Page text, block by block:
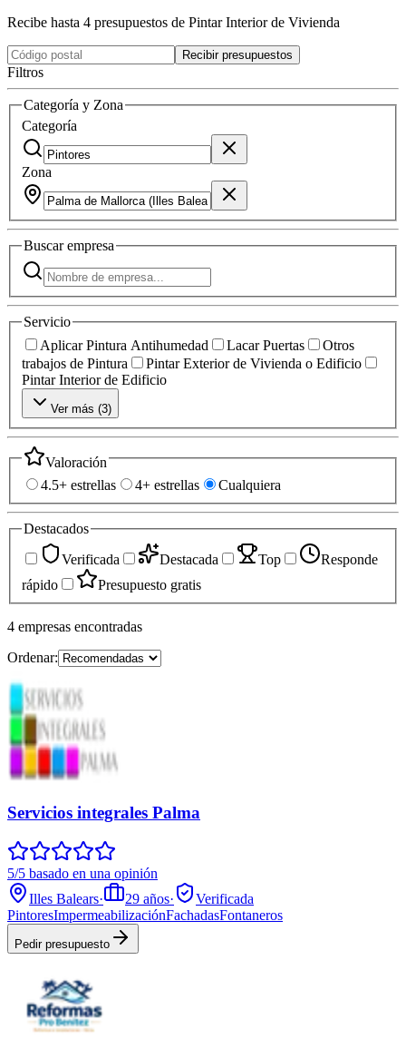
Recibe hasta 4 presupuestos de Pintar Interior de Vivienda
Recibir presupuestos
Filtros
Categoría y Zona
Categoría
Zona
Buscarempresa
Servicio
Aplicar Pintura Antihumedad
Lacar Puertas
Otros
trabajos de Pintura
Pintar Exterior de Vivienda o Edificio
Pintar Interior de Edificio
Ver más (3)
Valoración
4.5+ estrellas
4+ estrellas Cualquiera
Destacados
Verificada
Destacada Top
Responde
rápido
Presupuesto gratis
4 empresas encontradas
Ordenar:
Servicios integrales Palma
5/5 basado en una opinión
Illes Balears· 29 años·
Verificada
PintoresImpermeabilizaciónFachadasFontaneros
Pedir presupuesto